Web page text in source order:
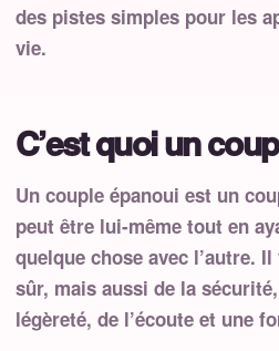
des pistes simples pour les
vie.
C’est quoi un
Un couple épanoui est un
peut être lui-même tout en
quelque chose avec l’autre.
sûr, mais aussi de la
légèreté, de l’écoute et une